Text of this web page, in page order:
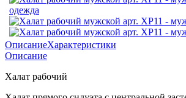
ОписаниеХарактеристики
Описание
Халат рабочий